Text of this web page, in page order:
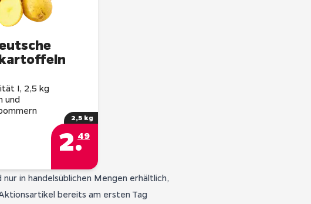
I, 2,5 kg
und
2,5 kg
2.49
in handelsüblichen Mengen erhältlich,
bereits am ersten Tag